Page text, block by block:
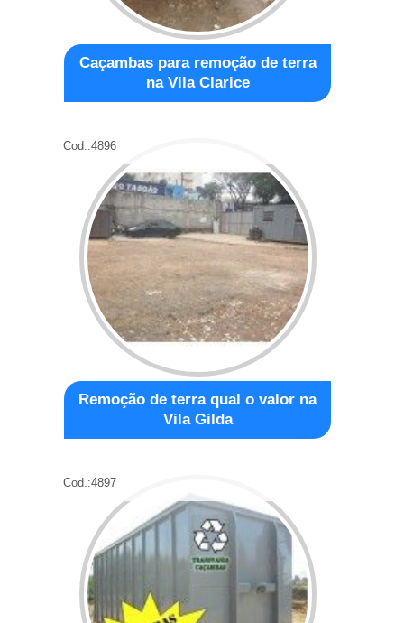
Caçambas para remoção de terra
na Vila Clarice
Cod.:4896
Remoção de terra qual o valor na
Vila Gilda
Cod.:4897